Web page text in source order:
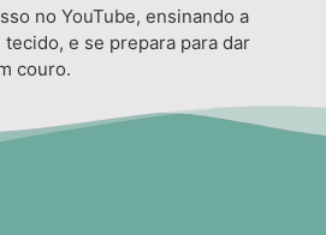
no YouTube, ensinando a
e se prepara para dar
couro.